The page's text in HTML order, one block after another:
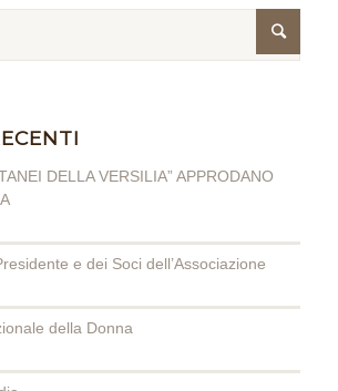
DELLA VERSILIA” APPRODANO
e dei Soci dell’Associazione
della Donna